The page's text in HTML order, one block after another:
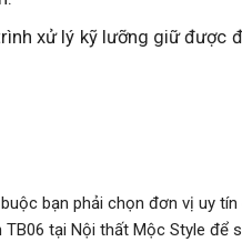
xử lý kỹ lưỡng giữ được
bạn phải chọn đơn vị uy
tại Nội thất Mộc Style để